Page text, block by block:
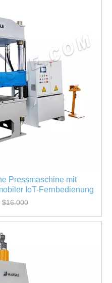
Pressmaschine mit
IoT-Fernbedienung
$16.000